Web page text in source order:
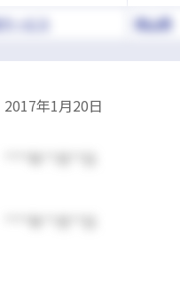
ービス 岡山県
2017年1月20日